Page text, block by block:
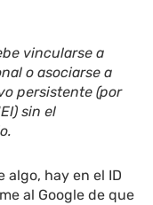
vincularse a
o asociarse a
persistente (por
sin el
algo, hay en el ID
al Google de que